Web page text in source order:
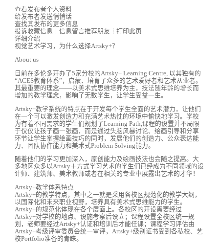
查看发布者个人资料
给发布者发送悄悄话
查找其发布的更多信息
投诉收藏信息┊信息留言推荐朋友┊打印此页
详细介绍
视觉艺术学习，为什么选择Artsky+？
About us
目前在多伦多开办了5家分校的Artsky+ Learning Centre, 以其独有的
“ACES教育体系”，启蒙、培育了众多的艺术爱好者和艺术从业者。
其最重要的理念——以美术式思维培养为主，技法随年龄的增长而
增加的教学理念，影响了无数学生，让学生受益一生。
Artsky+教学系统的特点在于开发每个学生全面的艺术潜力，让他们
在一个可以激发创造力和充满艺术热忱的环境中愉快地学习。学校
为有着不同需求的学生们规划了Learning Path,课程的设置并不局限
于仅仅让孩子画一张画，而是通过头脑风暴讨论、绘画引导和分享
环节让学生掌握绘画技巧的同时，发展他们的创造力、公众表达能
力、团队协作能力和美术式Problem Solving能力。
随着他们的学习更加深入，原创能力及绘画技法也会随之提高。大
多地区众多以Artsky＋方式学习艺术的学生们已经成为不同领域的设
计师、建筑师、美术教师或者在相关的专业中展露出艺术的才华！
Artsky+教学体系特点
Artsky+的教学特点，其中之一就是采用各校区规范化的教学大纲，
以国际化和未来职业视野，培养具有美术式思维能力的学生。
Artsky+的规范化体现在各个层面上。各校区的开设需要经过
Artsky+对学校的地点、设施考察后设立；课程设置全校区统一规
划，老师要经过Artsky+认证和培训后才能任课；课程学习评估由
Artsky+考级评审委员会统一审评，Artsky+级别证书受到各私校、艺
校Portfolio准备的青睐。